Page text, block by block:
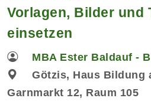
Vorlagen, Bilder und
einsetzen
MBA Ester Baldauf -
Götzis, Haus Bildung
Garnmarkt 12, Raum 105